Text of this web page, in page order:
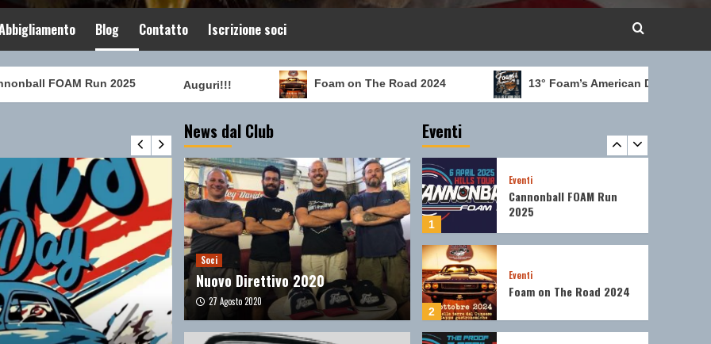
Blog Contatto Iscrizione soci
FOAM Run 2025 Auguri!!! Foam on The Road 2024 13° Foam’s American Day
News dal Club
Soci
Nuovo Direttivo 2020
27 Agosto 2020
Eventi
4
5
Eventi
1
Eventi
Cannonball FOAM Run
2025
2
Eventi
Foam on The Road 2024